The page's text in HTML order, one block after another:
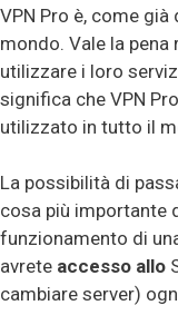
VPN Pro è, come già
mondo. Vale la
utilizzare i loro
significa che VPN
utilizzato in tutto il
La possibilità di
cosa più importante
funzionamento di
avrete accesso allo
cambiare server)